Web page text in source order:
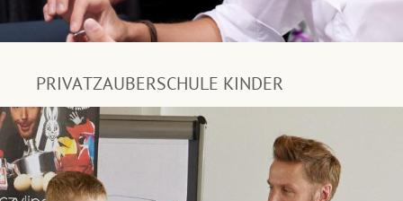
PRIVATZAUBERSCHULE KINDER